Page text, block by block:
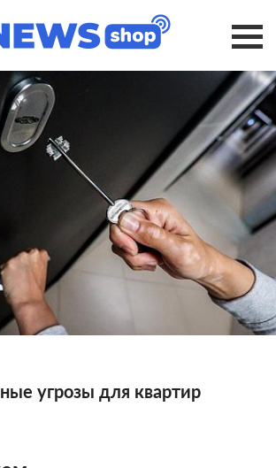
угрозы для квартир